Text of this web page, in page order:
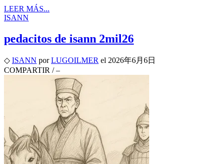
LEER MÁS...
ISANN
pedacitos de isann 2mil26
◇ ISANN por LUGOILMER el 2026年6月6日
COMPARTIR / –